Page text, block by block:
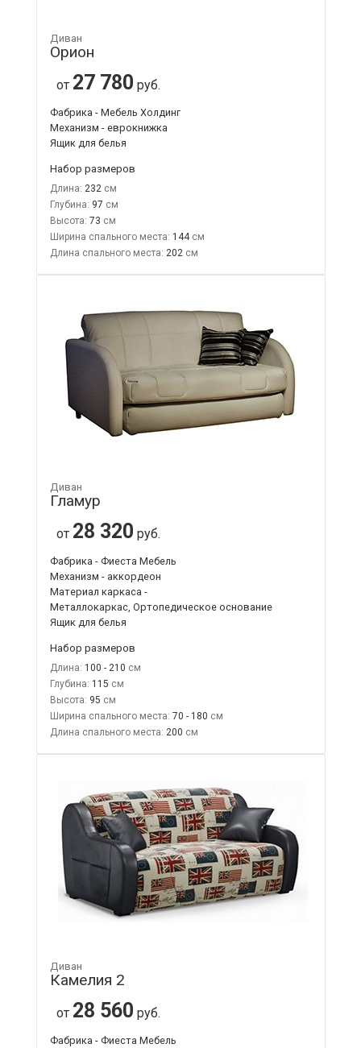
Диван
Орион
от 27 780 руб.
Фабрика - Мебель Холдинг
Механизм - еврокнижка
Ящик для белья
Набор размеров
Длина: 232
Глубина: 97
Высота: 73
Ширина спального места: 144
Длина спального места: 202
Диван
Гламур
от 28 320 руб.
Фабрика - Фиеста Мебель
Механизм - аккордеон
Материал каркаса -
Металлокаркас, Ортопедическое основание
Ящик для белья
Набор размеров
Длина: 100 - 210
Глубина: 115
Высота: 95
Ширина спального места: 70 - 180
Длина спального места: 200
Диван
Камелия 2
от 28 560 руб.
Фабрика - Фиеста Мебель